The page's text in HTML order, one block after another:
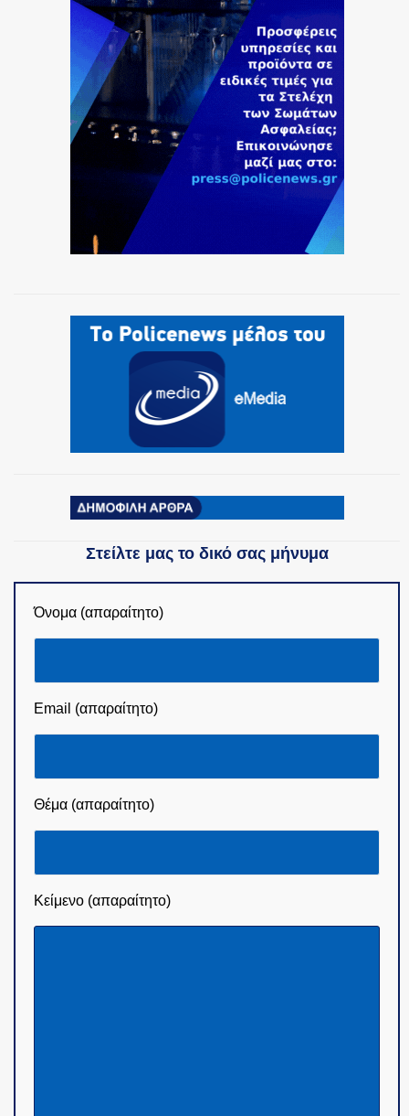
ΑΣΤΥΝΟΜΙΚΟ ΡΕΠΟΡΤΑΖ
Η ΦΩΝΗ ΣΟΥ
Στείλτε μας το δικό σας μήνυμα
Όνομα (απαραίτητο)
Email (απαραίτητο)
Θέμα (απαραίτητο)
Κείμενο (απαραίτητο)